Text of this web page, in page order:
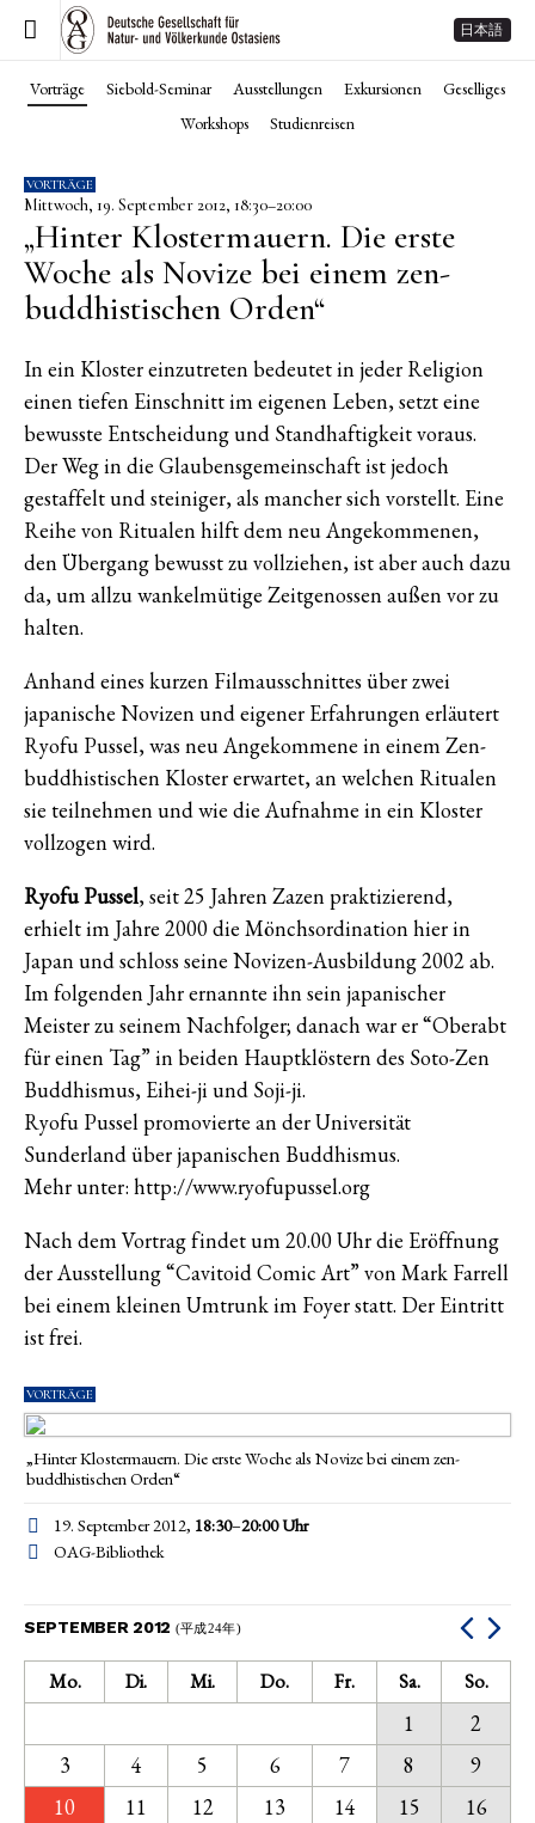
日本語
Vorträge Siebold-Seminar Ausstellungen Exkursionen
Geselliges
Workshops
Studienreisen
VORTRÄGE
Mittwoch, 19. September 2012, 18:30–20:00
„Hinter Klostermauern. Die erste
Woche als Novize bei einem zen-
buddhistischen Orden“
In ein Kloster einzutreten bedeutet in jeder Religion
einen tiefen Einschnitt im eigenen Leben, setzt eine
bewusste Entscheidung und Standhaftigkeit voraus.
Der Weg in die Glaubensgemeinschaft ist jedoch
gestaffelt und steiniger, als mancher sich vorstellt. Eine
Reihe von Ritualen hilft dem neu Angekommenen,
den Übergang bewusst zu vollziehen, ist aber auch dazu
da, um allzu wankelmütige Zeitgenossen außen vor zu
halten.
Anhand eines kurzen Filmausschnittes über zwei
japanische Novizen und eigener Erfahrungen erläutert
Ryofu Pussel, was neu Angekommene in einem Zen-
buddhistischen Kloster erwartet, an welchen Ritualen
sie teilnehmen und wie die Aufnahme in ein Kloster
vollzogen wird.
Ryofu Pussel, seit 25 Jahren Zazen praktizierend,
erhielt im Jahre 2000 die Mönchsordination hier in
Japan und schloss seine Novizen-Ausbildung 2002 ab.
Im folgenden Jahr ernannte ihn sein japanischer
Meister zu seinem Nachfolger; danach war er “Oberabt
für einen Tag” in beiden Hauptklöstern des Soto-Zen
Buddhismus, Eihei-ji und Soji-ji.
Ryofu Pussel promovierte an der Universität
Sunderland über japanischen Buddhismus.
Mehr unter: http://www.ryofupussel.org
Nach dem Vortrag findet um 20.00 Uhr die Eröffnung
der Ausstellung “Cavitoid Comic Art” von Mark Farrell
bei einem kleinen Umtrunk im Foyer statt. Der Eintritt
ist frei.
VORTRÄGE
„Hinter Klostermauern. Die erste Woche als Novize bei einem zen-
buddhistischen Orden“
19. September 2012, 18:30–20:00Uhr
OAG-Bibliothek
SEPTEMBER 2012 (平成24年)
Mo. Di. Mi. Do. Fr. Sa. So.
1
2
3
4 5 6 7 8
9
10
11 12 13 14 15
16